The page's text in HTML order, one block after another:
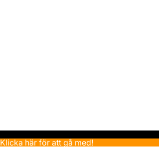
Klicka här för att gå med!